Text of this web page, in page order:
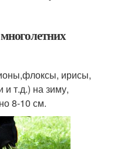
ирисы,
и т.д.) на зиму,
8-10 см.